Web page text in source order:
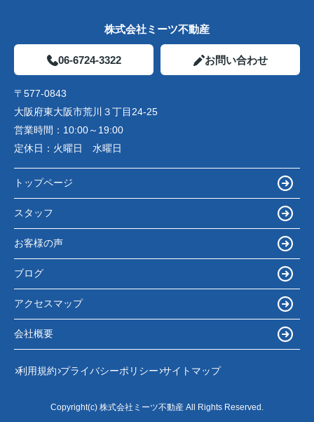
株式会社ミーツ不動産
06-6724-3322 お問い合わせ
〒577-0843
大阪府東大阪市荒川３丁目24-25
営業時間： 10:00～19:00
定休日： 火曜日 水曜日
トップページ
スタッフ
お客様の声
ブログ
アクセスマップ
会社概要
利用規約 プライバシーポリシー サイトマップ
Copyright(c) 株式会社ミーツ不動産 All Rights Reserved.